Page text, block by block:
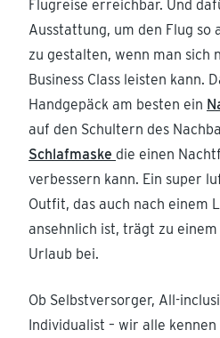
Flugreise erreichbar. Und
Ausstattung, um den Flug so
zu gestalten, wenn man sich
Business Class leisten kann.
Handgepäck am besten ein
auf den Schultern des
Schlafmaske die einen
verbessern kann. Ein super
Outfit, das auch nach einem
ansehnlich ist, trägt zu
Urlaub bei.
Ob Selbstversorger, All-
Individualist – wir alle kennen